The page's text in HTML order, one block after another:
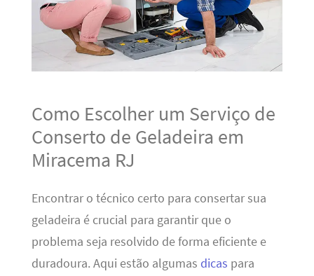
Como Escolher um Serviço de
Conserto de Geladeira em
Miracema RJ
Encontrar o técnico certo para consertar sua
geladeira é crucial para garantir que o
problema seja resolvido de forma eficiente e
duradoura. Aqui estão algumas dicas para